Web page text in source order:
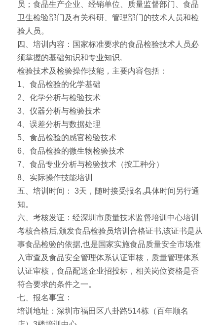
员；食品生产企业、经销单位、质量监督部门、食品
卫生检验部门及有关科研、管理部门的技术人员和检
验人员。
四、培训内容：国家标准要求的食品检验技术人员必
须掌握的基础知识和专业知识,
检验技术及检验操作技能，主要内容包括：
1、食品检验的化学基础
2、化学分析与检验技术
3、仪器分析与检验技术
4、误差分析与数据处理
5、食品检验的感官检验技术
6、食品检验的微生物检验技术
7、食品专业分析与检验技术（按工种分）
8、实际操作技能培训
五、培训时间： 3天，随时接受报名,具体时间另行通
知。
六、考核发证：经深圳市质量技术监督培训中心培训
考核合格后,颁发食品检验员培训合格证书,该证书是从
事食品检验的依据,也是国家实施食品质量安全市场准
入审查及食品安全管理体系认证审核，质量管理体系
认证审核，食品配送企业招投标，相关岗位资格是否
符合要求的条件之一。
七、报名事宜：
培训地址：深圳市福田区八卦路514栋（百年顺名